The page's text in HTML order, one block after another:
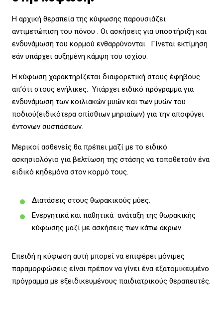
Η αρχική θεραπεία της κύφωσης παρουσιάζει
αντιμετώπιση του πόνου . Οι ασκήσεις για υποστήριξη και
ενδυνάμωση του κορμού ενθαρρύνονται. Γίνεται εκτίμηση
εάν υπάρχει αυξημένη κάμψη του ισχίου.
Η κύφωση χαρακτηρίζεται διαφορετική στους έφηβους
απ’ότι στους ενήλικες. Υπάρχει ειδικό πρόγραμμα για
ενδυνάμωση των κοιλιακών μυών και των μυών του
ποδιού(ειδικότερα οπίσθιων μηριαίων) για την αποφύγει
έντονων συσπάσεων.
Μερικοί ασθενείς θα πρέπει μαζί με το ειδικό
ασκησιολόγιο για βελτίωση της στάσης να τοποθετούν ένα
ειδικό κηδεμόνα στον κορμό τους.
Διατάσεις στους θωρακικούς μύες.
Ενεργητικά και παθητικά ανάταξη της θωρακικής
κύφωσης μαζί με ασκήσεις των κάτω άκρων.
Επειδή η κύφωση αυτή μπορεί να επιφέρει μόνιμες
παραμορφώσεις είναι πρέπον να γίνει ένα εξατομικευμένο
πρόγραμμα με εξειδικευμένους παιδιατρικούς θεραπευτές.